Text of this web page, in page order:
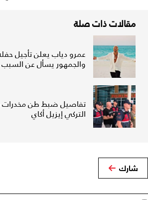
مقالات ذات صلة
عمرو دياب يعلن تأجيل
والجمهور يسأل عن السبب
تفاصيل ضبط طن مخدرات
التركي إيزيل أكاي
شارك